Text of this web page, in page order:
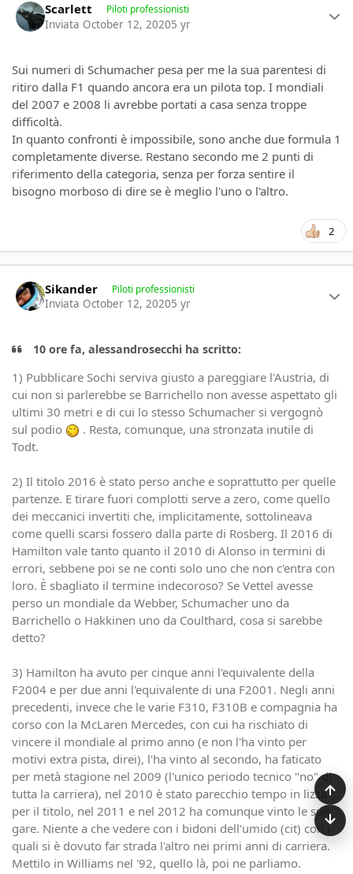
Scarlett Piloti professionisti
Inviata October 12, 20205 yr
Sui numeri di Schumacher pesa per me la sua parentesi di
ritiro dalla F1 quando ancora era un pilota top. I mondiali
del 2007 e 2008 li avrebbe portati a casa senza troppe
difficoltà.
In quanto confronti è impossibile, sono anche due formula 1
completamente diverse. Restano secondo me 2 punti di
riferimento della categoria, senza per forza sentire il
bisogno morboso di dire se è meglio l'uno o l'altro.
2
Sikander Piloti professionisti
Inviata October 12, 20205 yr
10 ore fa, alessandrosecchi ha scritto:
1) Pubblicare Sochi serviva giusto a pareggiare l'Austria, di
cui non si parlerebbe se Barrichello non avesse aspettato gli
ultimi 30 metri e di cui lo stesso Schumacher si vergognò
sul podio
. Resta, comunque, una stronzata inutile di
Todt.
2) Il titolo 2016 è stato perso anche e soprattutto per quelle
partenze. E tirare fuori complotti serve a zero, come quello
dei meccanici invertiti che, implicitamente, sottolineava
come quelli scarsi fossero dalla parte di Rosberg. Il 2016 di
Hamilton vale tanto quanto il 2010 di Alonso in termini di
errori, sebbene poi se ne conti solo uno che non c'entra con
loro. È sbagliato il termine indecoroso? Se Vettel avesse
perso un mondiale da Webber, Schumacher uno da
Barrichello o Hakkinen uno da Coulthard, cosa si sarebbe
detto?
3) Hamilton ha avuto per cinque anni l'equivalente della
F2004 e per due anni l'equivalente di una F2001. Negli anni
precedenti, invece che le varie F310, F310B e compagnia ha
corso con la McLaren Mercedes, con cui ha rischiato di
vincere il mondiale al primo anno (e non l'ha vinto per
motivi extra pista, direi), l'ha vinto al secondo, ha faticato
per metà stagione nel 2009 (l'unico periodo tecnico "no" di
tutta la carriera), nel 2010 è stato parecchio tempo in lizza
per il titolo, nel 2011 e nel 2012 ha comunque vinto le sue
gare. Niente a che vedere con i bidoni dell'umido (cit) con i
quali si è dovuto far strada l'altro nei primi anni di carriera.
Mettilo in Williams nel '92, quello là, poi ne parliamo.